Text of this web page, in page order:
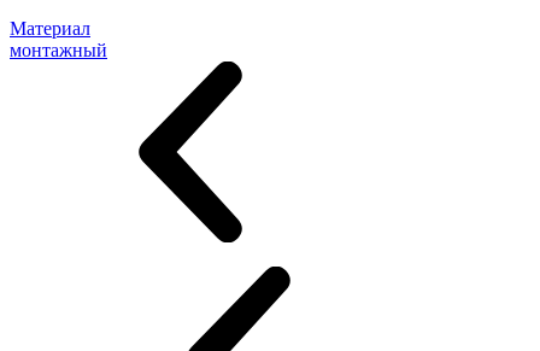
Материал
монтажный